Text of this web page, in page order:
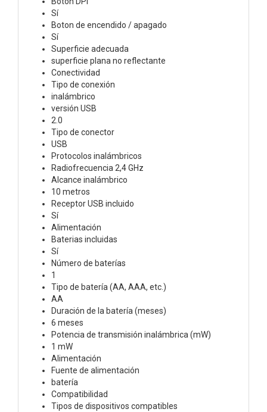
Sí
Boton de encendido / apagado
Sí
Superficie adecuada
superficie plana no reflectante
Conectividad
Tipo de conexión
inalámbrico
versión USB
2.0
Tipo de conector
USB
Protocolos inalámbricos
Radiofrecuencia 2,4 GHz
Alcance inalámbrico
10 metros
Receptor USB incluido
Sí
Alimentación
Baterias incluidas
Sí
Número de baterías
1
Tipo de batería (AA, AAA, etc.)
AA
Duración de la batería (meses)
6 meses
Potencia de transmisión inalámbrica (mW)
1 mW
Alimentación
Fuente de alimentación
batería
Compatibilidad
Tipos de dispositivos compatibles